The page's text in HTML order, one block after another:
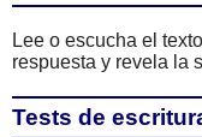
Lee o escucha el
respuesta y revela la
Tests de